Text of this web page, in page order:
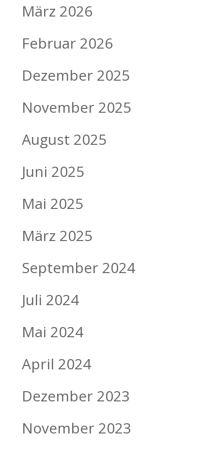
März 2026
Februar 2026
Dezember 2025
November 2025
August 2025
Juni 2025
Mai 2025
März 2025
September 2024
Juli 2024
Mai 2024
April 2024
Dezember 2023
November 2023